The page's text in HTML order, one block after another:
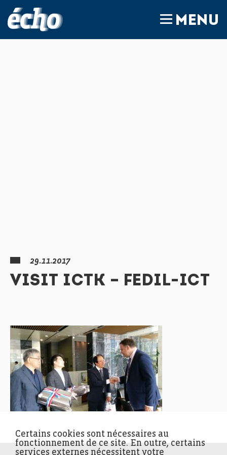
MENU
29.11.2017
VISIT ICTK – FEDIL-ICT
Certains cookies sont nécessaires au
fonctionnement de ce site. En outre, certains
services externes nécessitent votre